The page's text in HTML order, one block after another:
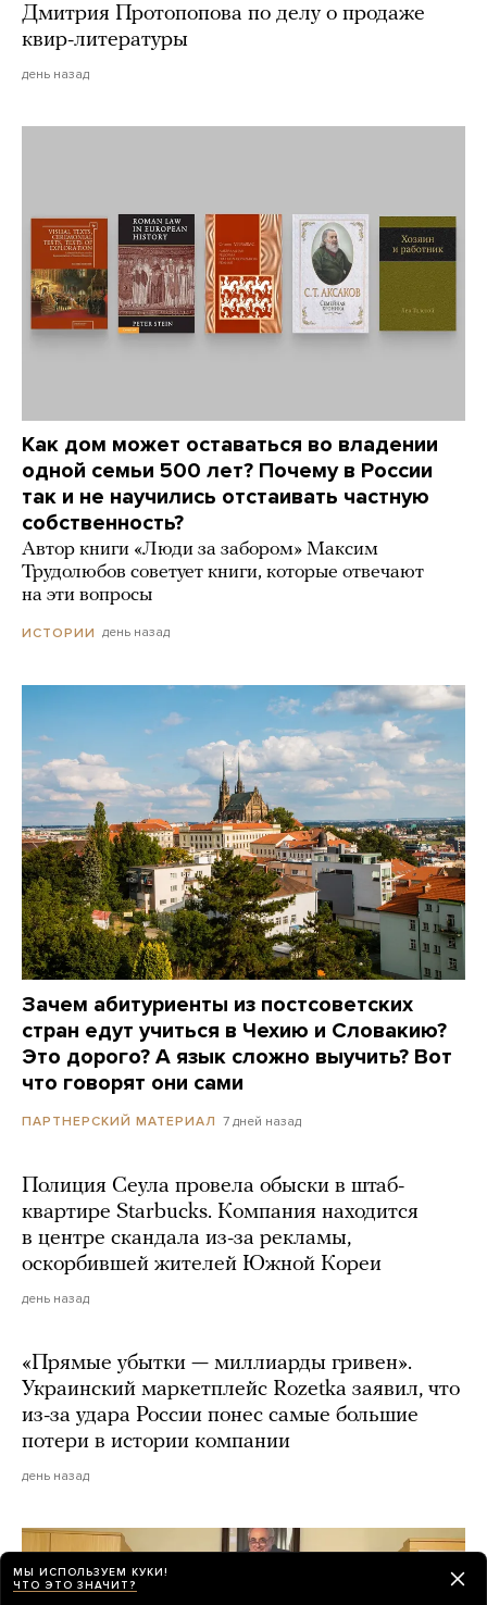
Дмитрия Протопопова по делу о продаже
квир-литературы
день назад
Как дом может оставаться во владении
одной семьи 500 лет? Почему в России
так и не научились отстаивать частную
собственность?
Автор книги «Люди за забором» Максим
Трудолюбов советует книги, которые отвечают
на эти вопросы
ИСТОРИИ день назад
Зачем абитуриенты из постсоветских
стран едут учиться в Чехию и Словакию?
Это дорого? А язык сложно выучить? Вот
что говорят они сами
ПАРТНЕРСКИЙ МАТЕРИАЛ 7 дней назад
Полиция Сеула провела обыски в штаб-
квартире Starbucks. Компания находится
в центре скандала из-за рекламы,
оскорбившей жителей Южной Кореи
день назад
«Прямые убытки — миллиарды гривен».
Украинский маркетплейс Rozetka заявил, что
из-за удара России понес самые большие
потери в истории компании
день назад
МЫ ИСПОЛЬЗУЕМ КУКИ!
ЧТО ЭТО ЗНАЧИТ?